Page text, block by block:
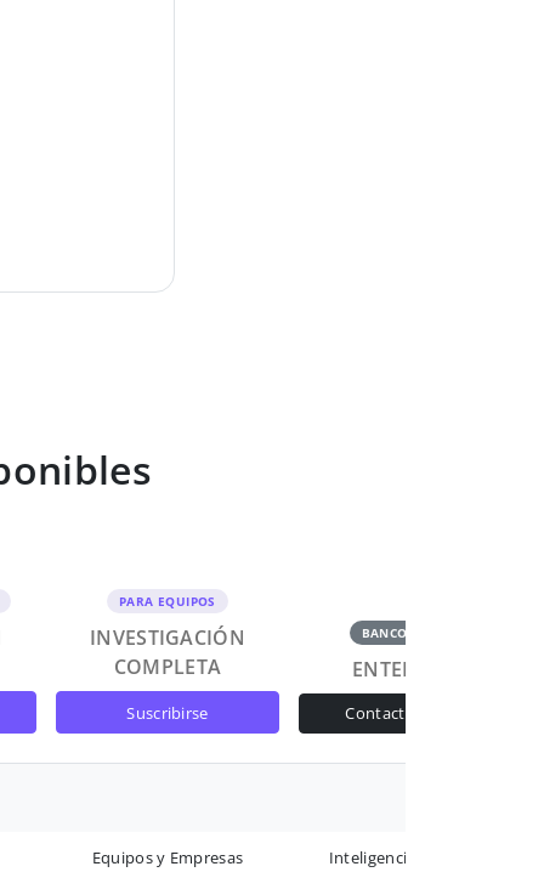
PARA EQUIPOS
INVESTIGACIÓN
COMPLETA
suscribirse
BANCOS Y GOB
ENTERPRISE
contactar ventas
Equipos y Empresas Inteligencia avanzada